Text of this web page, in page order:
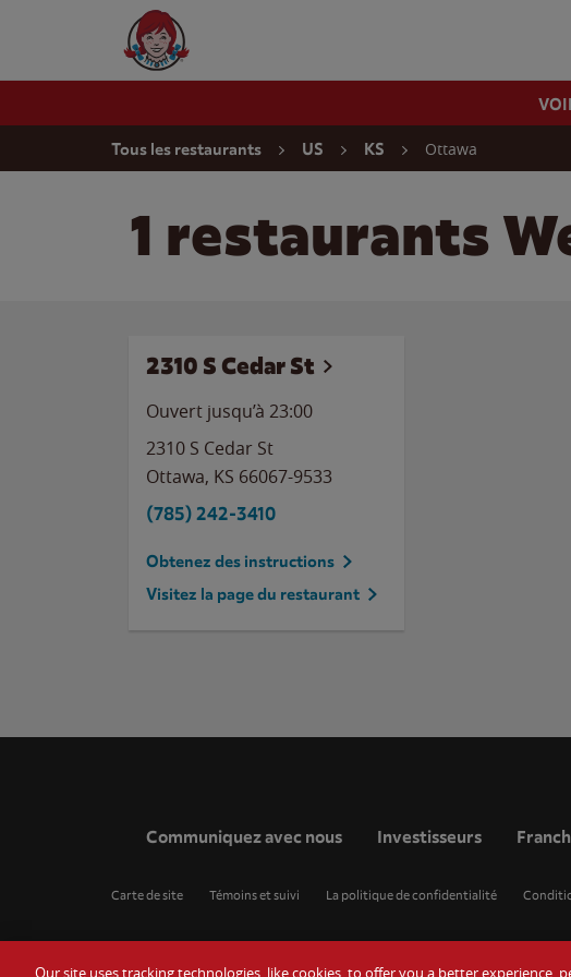
Wendy's Website Home
Return to NavTous les restaurants US KS Ottawa
1 restaurants
2310 S Cedar St
Ouvert jusqu’à 23:00
2310 S Cedar St
Ottawa, KS 66067-9533
(785) 242-3410
Obtenez des instructions
Visitez la page du restaurant
Communiquez avec nous Investisseurs
Carte de site Témoins et suivi La politique de confidentialité
Our site uses tracking technologies, like cookies, to offer you a better experience,